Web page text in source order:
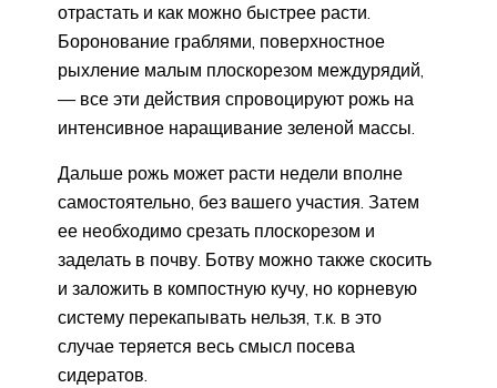
отрастать и как можно быстрее расти.
Боронование граблями, поверхностное
рыхление малым плоскорезом междурядий,
— все эти действия спровоцируют рожь на
интенсивное наращивание зеленой массы.
Дальше рожь может расти недели вполне
самостоятельно, без вашего участия. Затем
ее необходимо срезать плоскорезом и
заделать в почву. Ботву можно также скосить
и заложить в компостную кучу, но корневую
систему перекапывать нельзя, т.к. в это
случае теряется весь смысл посева
сидератов.